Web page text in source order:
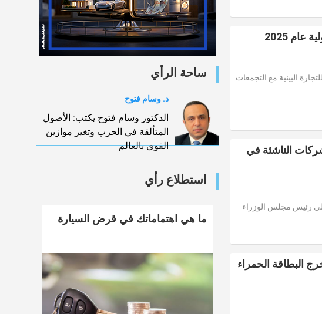
البينية مع التجمعات
الناشئة في
مدبولي رئيس مجلس الوزراء
البطاقة الحمراء
ساحة الرأي
د. وسام فتوح
الدكتور وسام فتوح يكتب: الأصول
المتألقة في الحرب وتغير موازين
القوي بالعالم
استطلاع رأي
ما هي اهتماماتك في قرض السيارة